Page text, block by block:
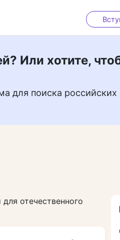
Или хотите,
для поиска российских
отечественного